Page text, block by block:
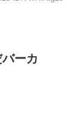
ーカ